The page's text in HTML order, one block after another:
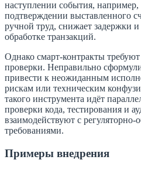
наступлении события,
подтверждении выставленного
ручной труд, снижает задержки
обработке транзакций.
Однако смарт-контракты
проверки. Неправильно
привести к неожиданным
рискам или техническим
такого инструмента идёт
проверки кода, тестирования и
взаимодействуют с регуляторно-
требованиями.
Примеры внедрения